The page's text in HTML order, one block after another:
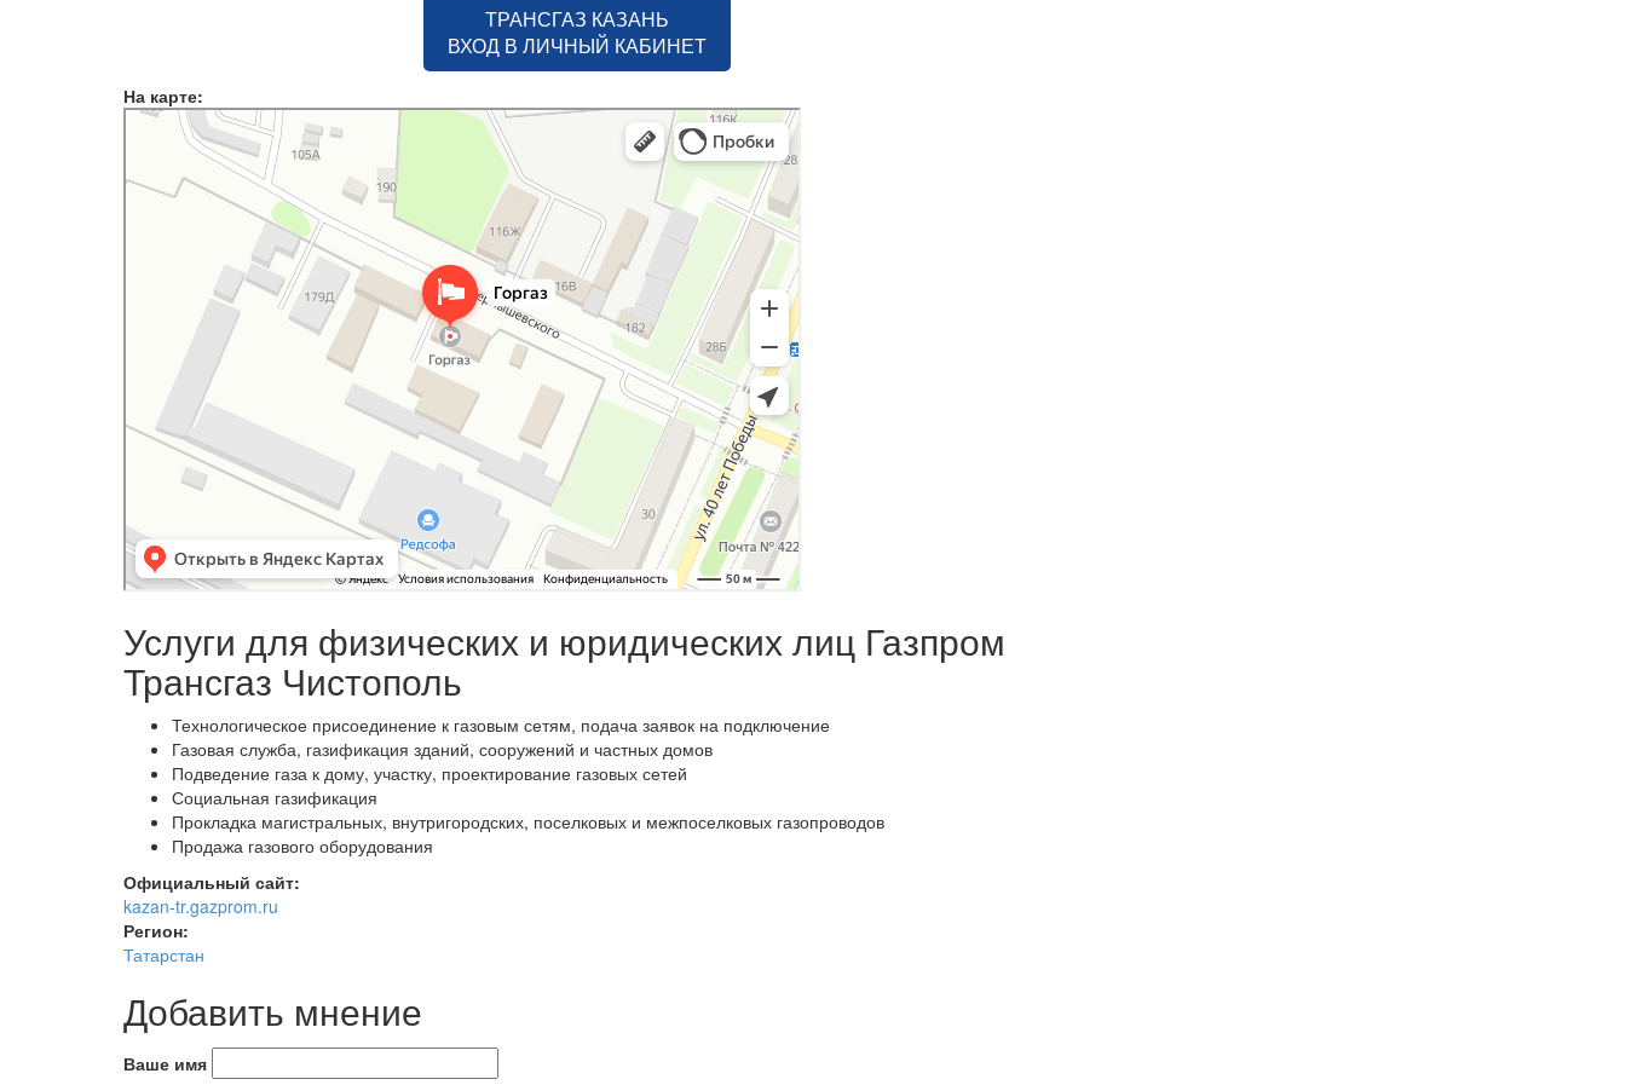
ТРАНСГАЗ КАЗАНЬ
ВХОД В ЛИЧНЫЙ КАБИНЕТ
На карте:
Горгаз
Служба газового хозяйства в Чистополе
Услуги для физических и юридических лиц Газпром
Трансгаз Чистополь
Технологическое присоединение к газовым сетям, подача заявок на подключение
Газовая служба, газификация зданий, сооружений и частных домов
Подведение газа к дому, участку, проектирование газовых сетей
Социальная газификация
Прокладка магистральных, внутригородских, поселковых и межпоселковых газопроводов
Продажа газового оборудования
Официальный сайт:
kazan-tr.gazprom.ru
Регион:
Татарстан
Добавить мнение
Ваше имя